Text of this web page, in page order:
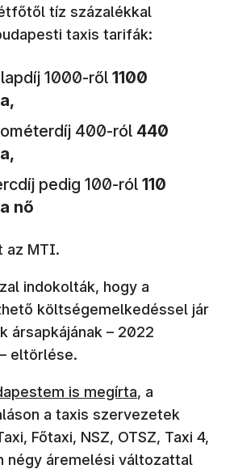
tíz százalékkal
taxis tarifák:
1000-ről 1100
400-ról 440
pedig 100-ról 110
nő
az MTI.
indokolták, hogy a
költségemelkedéssel jár
ársapkájának – 2022
eltörlése.
is megírta, a
a taxis szervezetek
Főtaxi, NSZ, OTSZ, Taxi 4,
négy áremelési változattal